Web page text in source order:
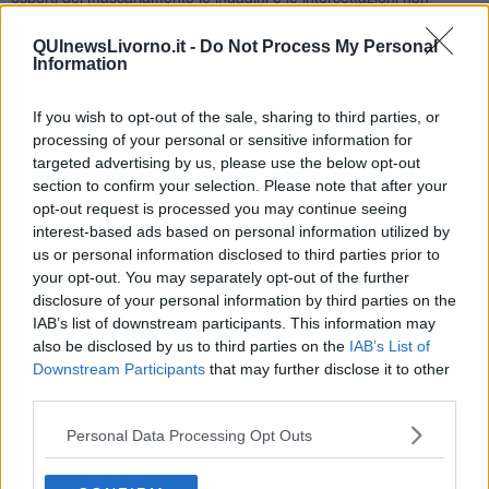
QUInewsLivorno.it - Do Not Process My Personal
Information
If you wish to opt-out of the sale, sharing to third parties, or
processing of your personal or sensitive information for
targeted advertising by us, please use the below opt-out
section to confirm your selection. Please note that after your
opt-out request is processed you may continue seeing
interest-based ads based on personal information utilized by
us or personal information disclosed to third parties prior to
your opt-out. You may separately opt-out of the further
disclosure of your personal information by third parties on the
IAB’s list of downstream participants. This information may
also be disclosed by us to third parties on the IAB’s List of
Downstream Participants that may further disclose it to other
Personal Data Processing Opt Outs
OvviamenteBorrometied Antocisono presi di mira dai
mascariatori ma sapete cosa è il bello... Che prima o poi i
La giustizia arriva, non sempre in modo veloce ma arriva, in alcuni
casi è pure già arrivata.
Occorre quindi in questi casi tenere bene gli occhi aperti ed usare
la propria intelligenza senza far mancare la propria solidarietà per i
soggetti presi di mira dai mascariatori.
Salvatore Calleri
alle 20:00 direttamente nella tua casella di posta.